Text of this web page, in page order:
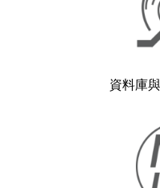
資料庫